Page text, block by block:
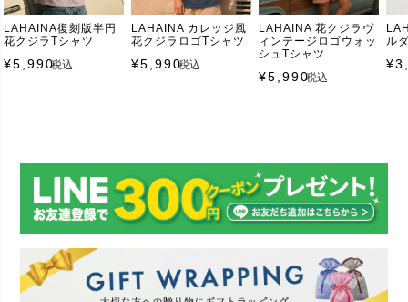
LAHAINA復刻版半円
花クジラTシャツ
¥5,990税込
LAHAINA カレッジ風
花クジラロゴTシャツ
¥5,990税込
LAHAINA 花クジラヴ
ィンテージロゴウォッ
シュTシャツ
¥5,990税込
ル
¥